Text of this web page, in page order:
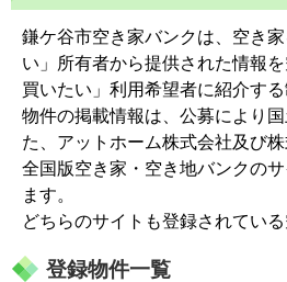
鎌ケ谷市空き家バンクは、空き
い」所有者から提供された情報
買いたい」利用希望者に紹介する
物件の掲載情報は、公募により
た、アットホーム株式会社及び
全国版空き家・空き地バンクの
ます。
どちらのサイトも登録されている
登録物件一覧